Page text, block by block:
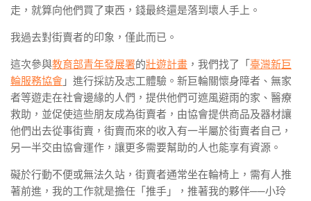
走，就算向他們買了東西，錢最終還是落到壞人手上。
我過去對街賣者的印象，僅此而已。
這次參與教育部青年發展署的壯遊計畫 ，我們找了「 臺灣新巨
輪服務協會 」進行採訪及志工體驗。新巨輪關懷身障者、無家
者等遊走在社會邊緣的人們，提供他們可遮風避雨的家、醫療
救助，並促使這些朋友成為街賣者，由協會提供商品及器材讓
他們出去從事街賣，街賣而來的收入有一半屬於街賣者自己，
另一半交由協會運作，讓更多需要幫助的人也能享有資源。
礙於行動不便或無法久站，街賣者通常坐在輪椅上，需有人推
著前進，我的工作就是擔任「推手」，推著我的夥伴──小玲